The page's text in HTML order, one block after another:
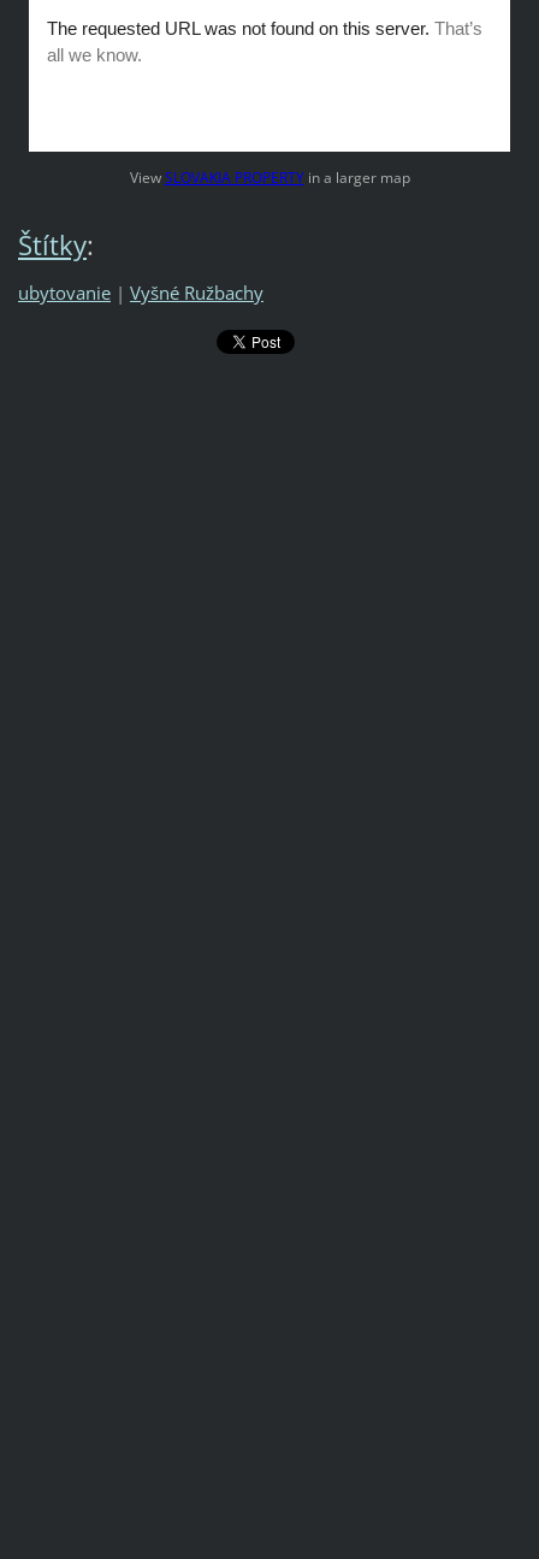
ViewSLOVAKIA PROPERTYin a larger map
Štítky:
ubytovanie | Vyšné Ružbachy